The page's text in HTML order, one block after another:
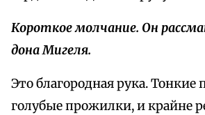
Короткое молчание. Он
дона Мигеля.
Это благородная рука. Тонкие
голубые прожилки, и крайне